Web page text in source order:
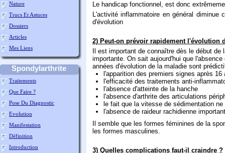
Nature
Trucs Et Astuces
Dossiers
Articles
Mes Liens
Spondylarthrite
Traitements
Que Faire ?
Pose Du Diagnostic
Evolution
Manifestation
Définition
Introduction
Le handicap fonctionnel, est donc
L'activité inflammatoire en général
d'évolution
2) Peut-on prévoir rapidement l'évolution
Il est important de connaître dès le début
importante. On sait aujourd'hui que
années d'évolution de la maladie sont
l'apparition des premiers signes après 16
l'efficacité des traitements anti-
l'absence d'atteinte de la hanche
l'absence d'arthrite des articulations
le fait que la vitesse de sédimentation
l'absence de raideur rachidienne
Il semble que les formes féminines de la
les formes masculines.
3) Quelles complications faut-il craindre ?